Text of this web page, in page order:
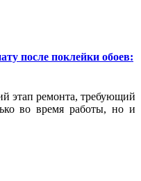
после поклейки обоев:
этап ремонта, требующий
во время работы, но и